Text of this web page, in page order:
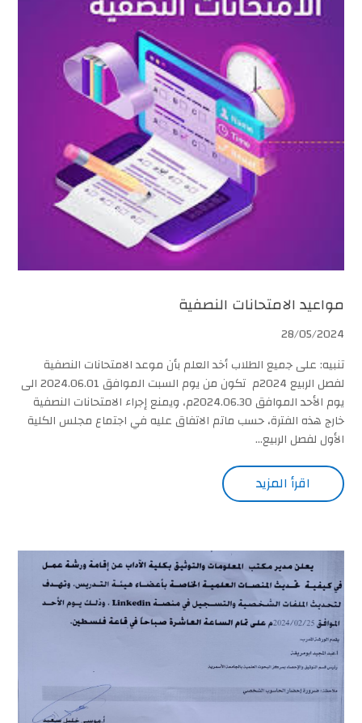
مواعيد الامتحانات النصفية
28/05/2024
تنبيه: على جميع الطلاب أخد العلم بأن موعد الامتحانات النصفية
لفصل الربيع 2024م تكون من يوم السبت الموافق 2024.06.01 الى
يوم الأحد الموافق 2024.06.30م، ويمنع إجراء الامتحانات النصفية
خارج هذه الفترة، حسب ماتم الاتفاق عليه في اجتماع مجلس الكلية
الأول لفصل الربيع...
اقرأ المزيد